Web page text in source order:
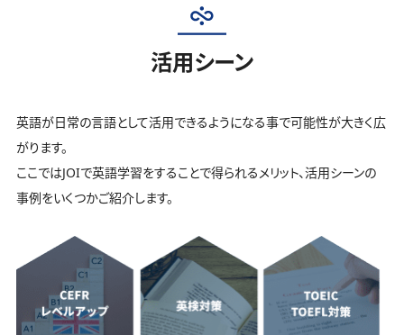
活用シーン
英語が日常の言語として活用できるようになる事で可能性が大きく広
がります。
ここではJOIで英語学習をすることで得られるメリット、活用シーンの
事例をいくつかご紹介します。